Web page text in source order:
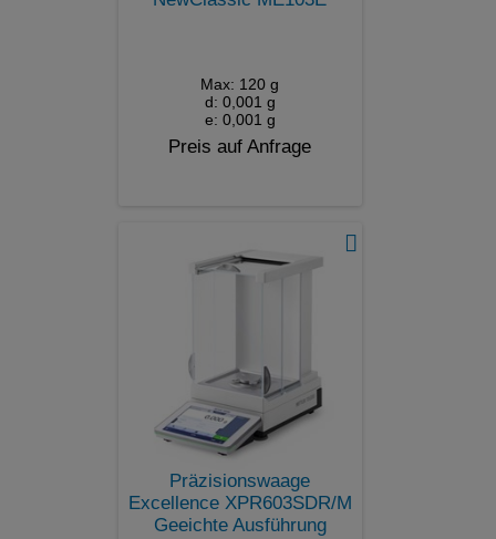
Max: 120 g
d: 0,001 g
e: 0,001 g
Preis auf Anfrage
Präzisionswaage
Excellence XPR603SDR/M
Geeichte Ausführung